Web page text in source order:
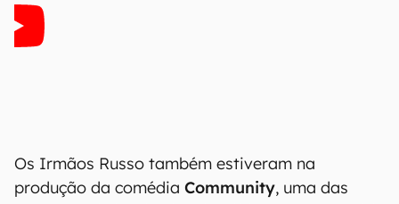
Os Irmãos Russo também estiveram na
produção da comédia Community, uma das